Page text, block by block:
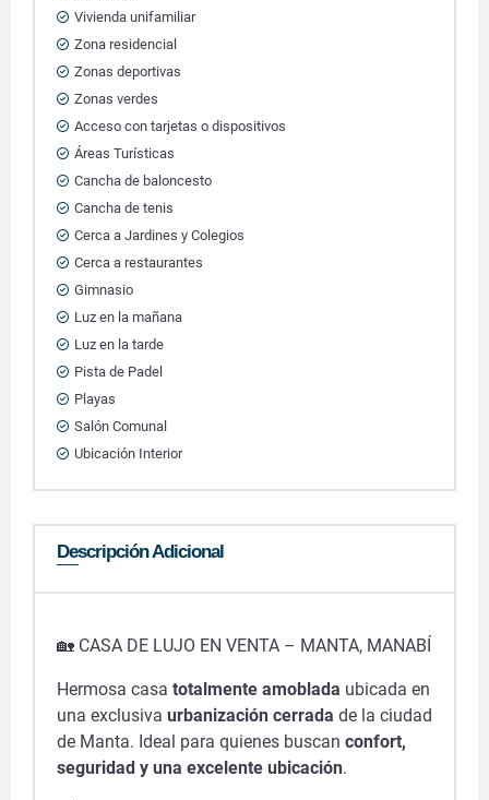
Vivienda unifamiliar
Zona residencial
Zonas deportivas
Zonas verdes
Acceso con tarjetas o dispositivos
Áreas Turísticas
Cancha de baloncesto
Cancha de tenis
Cerca a Jardines y Colegios
Cerca a restaurantes
Gimnasio
Luz en la mañana
Luz en la tarde
Pista de Padel
Playas
Salón Comunal
Ubicación Interior
Descripción Adicional
🏡 CASA DE LUJO EN VENTA – MANTA, MANABÍ
Hermosa casa totalmente amoblada ubicada en
una exclusiva urbanización cerrada de la ciudad
de Manta. Ideal para quienes buscan confort,
seguridad y una excelente ubicación.